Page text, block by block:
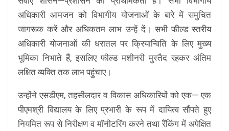
अधिकारी आमजन को विभागीय योजनाओं के बारे में समुचित
जागरूक करें और अधिकतम लाभ उन्हें दें। सभी फील्ड स्तरीय
अधिकारी योजनाओं की धरातल पर क्रियान्विति के लिए मुख्य
भूमिका निभाते हैं, इसलिए फील्ड मशीनरी मुस्तैद रहकर अंतिम
लक्षित व्यक्ति तक लाभ पहुंचाए।
उन्होंने एसडीएम, तहसीलदार व विकास अधिकारियों को एक— एक
पीएमश्री विद्यालय के लिए प्रभारी के रूप में दायित्व सौंपते हुए
नियमित रूप से निरीक्षण व मॉनीटरिंग करने तथा रैंकिंग में अपेक्षित